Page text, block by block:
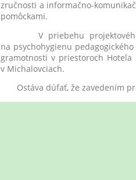
zručnosti a informačno-
pomôckami.
V priebehu projektového
na psychohygienu
gramotnosti v priestoroch
v Michalovciach.
Ostáva dúfať, že zavedením